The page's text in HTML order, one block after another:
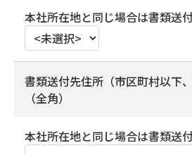
本社所在地と同じ場合は書類送
書類送付先住所（市区町村以下
（全角）
本社所在地と同じ場合は書類送